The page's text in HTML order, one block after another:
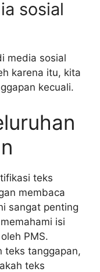
sosial
media sosial
karena itu, kita
kecuali.
teks
membaca
sangat penting
isi
PMS.
teks tanggapan,
teks